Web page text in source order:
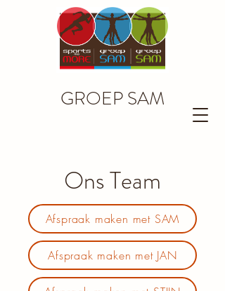
GROEP SAM
Ons Team
Afspraak maken met SAM
Afspraak maken met JAN